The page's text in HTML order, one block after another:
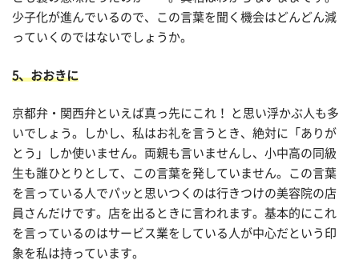
少子化が進んでいるので、この言葉を聞く機会はどんどん減
っていくのではないでしょうか。
5、おおきに
京都弁・関西弁といえば真っ先にこれ！ と思い浮かぶ人も多
いでしょう。しかし、私はお礼を言うとき、絶対に「ありが
とう」しか使いません。両親も言いませんし、小中高の同級
生も誰ひとりとして、この言葉を発していません。この言葉
を言っている人でパッと思いつくのは行きつけの美容院の店
員さんだけです。店を出るときに言われます。基本的にこれ
を言っているのはサービス業をしている人が中心だという印
象を私は持っています。